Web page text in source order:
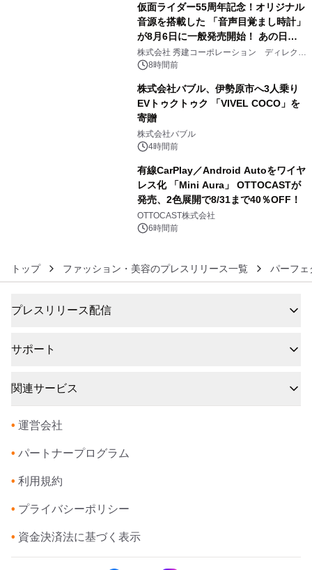
仮面ライダー55周年記念！オリジナル
音源を搭載した 「音声目覚まし時計」
が8月6日に一般発売開始！ あの日の
大興奮が今甦る
株式会社 秀建コーポレーション ディレクト
アートギャラリー
8時間前
株式会社バブル、伊勢原市へ3人乗り
EVトゥクトゥク 「VIVEL COCO」を
寄贈
株式会社バブル
4時間前
有線CarPlay／Android Autoをワイヤ
レス化 「Mini Aura」 OTTOCASTが
発売、2色展開で8/31まで40％OFF！
OTTOCAST株式会社
6時間前
トップ ファッション・美容のプレスリリース一覧 パーフェ
プレスリリース配信
サポート
関連サービス
• 運営会社
• パートナープログラム
• 利用規約
• プライバシーポリシー
• 資金決済法に基づく表示